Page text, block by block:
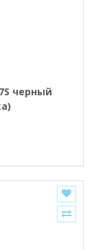
черный